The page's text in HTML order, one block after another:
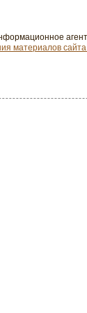
материалов